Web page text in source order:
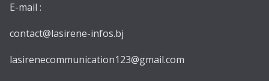
E-mail :
contact@lasirene-infos.bj
lasirenecommunication123@gmail.com